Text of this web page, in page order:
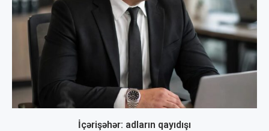
İçərişəhər: adların qayıdışı